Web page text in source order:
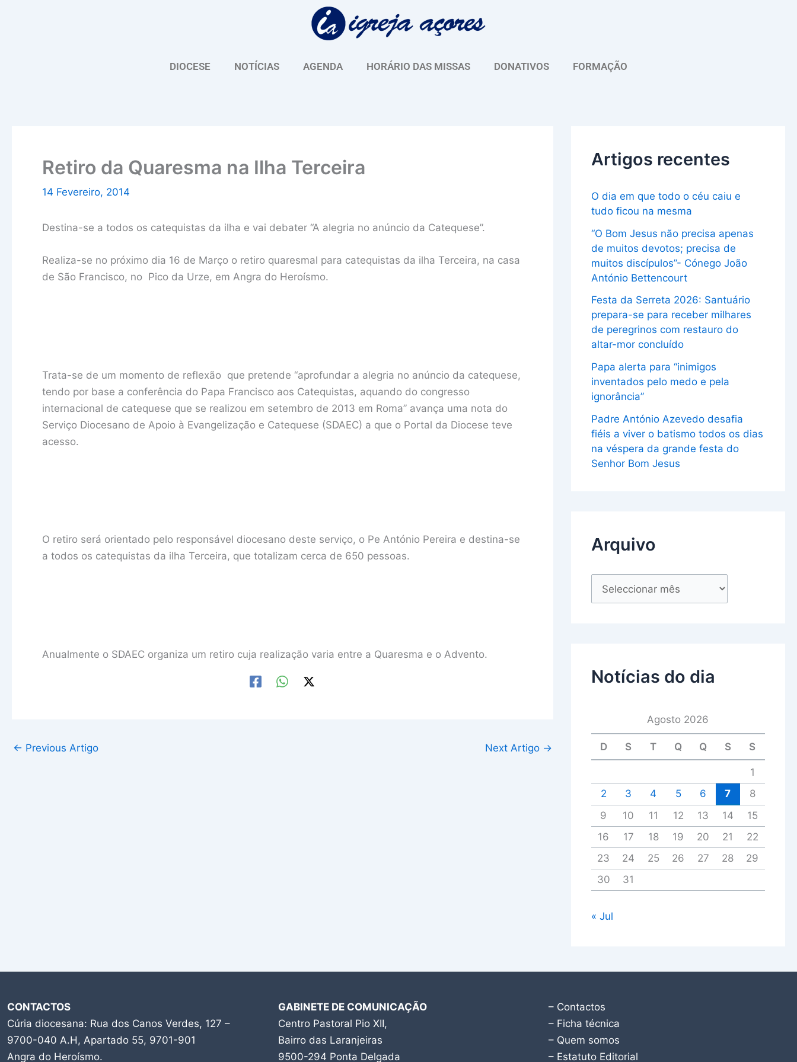
DIOCESE NOTÍCIAS AGENDA HORÁRIO DAS MISSAS DONATIVOS FORMAÇÃO
Retiro da Quaresma na Ilha Terceira
14 Fevereiro, 2014
Destina-se a todos os catequistas da ilha e vai debater “A alegria no anúncio da Catequese”.
Realiza-se no próximo dia 16 de Março o retiro quaresmal para catequistas da ilha Terceira, na casa
de São Francisco, no Pico da Urze, em Angra do Heroísmo.
Trata-se de um momento de reflexão que pretende “aprofundar a alegria no anúncio da catequese,
tendo por base a conferência do Papa Francisco aos Catequistas, aquando do congresso
internacional de catequese que se realizou em setembro de 2013 em Roma” avança uma nota do
Serviço Diocesano de Apoio à Evangelização e Catequese (SDAEC) a que o Portal da Diocese teve
acesso.
O retiro será orientado pelo responsável diocesano deste serviço, o Pe António Pereira e destina-se
a todos os catequistas da ilha Terceira, que totalizam cerca de 650 pessoas.
Anualmente o SDAEC organiza um retiro cuja realização varia entre a Quaresma e o Advento.
← Previous Artigo Next Artigo →
Artigos recentes
O dia em que todo o céu caiu e
tudo ficou na mesma
“O Bom Jesus não precisa apenas
de muitos devotos; precisa de
muitos discípulos”- Cónego João
António Bettencourt
Festa da Serreta 2026: Santuário
prepara-se para receber milhares
de peregrinos com restauro do
altar-mor concluído
Papa alerta para “inimigos
inventados pelo medo e pela
ignorância”
Padre António Azevedo desafia
fiéis a viver o batismo todos os dias
na véspera da grande festa do
Senhor Bom Jesus
Arquivo
u
Notícias do dia
Agosto 2026
D S T Q Q S S
1
2
3 4 5 6 7
8
9
10 11 12 13 14
15
16
17 18 19 20 21
22
23
24 25 26 27 28
29
30
31
« Jul
CONTACTOS
Cúria diocesana: Rua dos Canos Verdes, 127 –
9700-040 A.H, Apartado 55, 9701-901
Angra do Heroísmo.
GABINETE DE COMUNICAÇÃO
Centro Pastoral Pio XII,
Bairro das Laranjeiras
9500-294 Ponta Delgada
– Contactos
– Ficha técnica
– Quem somos
– Estatuto Editorial